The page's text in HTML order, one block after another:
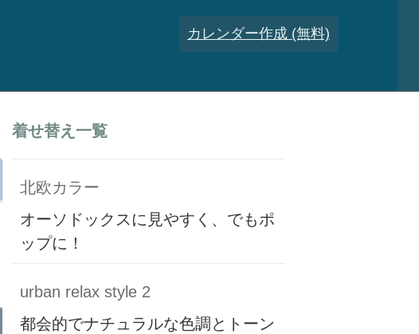
カレンダー作成 (無料)
着せ替え一覧
北欧カラー
オーソドックスに見やすく、でもポ
ップに！
urban relax style 2
都会的でナチュラルな色調とトーン